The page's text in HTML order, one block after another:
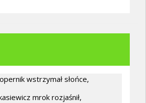
wstrzymał słońce,
mrok rozjaśnił,